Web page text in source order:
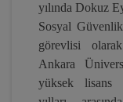
İşçilik
Hukuku
yılında Dokuz
Sosyal
görevlisi
Ankara
yüksek lisans